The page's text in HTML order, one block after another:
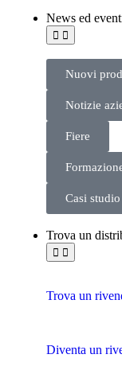
News ed
Nuovi
Notizie
Fiere
Casi studio
Trova un
Trova un
Diventa un